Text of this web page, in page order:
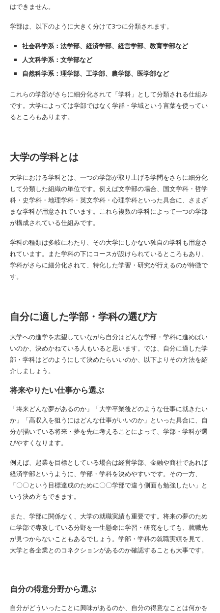
はできません。
学部は、以下のように大きく分けて3つに分類されます。
社会科学系：法学部、経済学部、経営学部、教育学部など
人文科学系：文学部など
自然科学系：理学部、工学部、農学部、医学部など
これらの学部がさらに細分化されて「学科」として分類される仕組み
です。大学によっては学部ではなく学群・学域という言葉を使ってい
るところもあります。
大学の学科とは
大学における学科とは、一つの学部が取り上げる学問をさらに細分化
して分類した組織の単位です。例えば文学部の場合、国文学科・哲学
科・史学科・地理学科・英文学科・心理学科といった具合に、さまざ
まな学科が用意されています。これら複数の学科によって一つの学部
が構成されている仕組みです。
学科の種類は多岐にわたり、その大学にしかない独自の学科も用意さ
れています。また学科の下にコースが設けられているところもあり、
学科がさらに細分化されて、特化した学習・研究が行えるのが特徴で
す。
自分に適した学部・学科の選び方
大学への進学を志望していながら自分はどんな学部・学科に進めばい
いのか、決めかねている人もいると思います。では、自分に適した学
部・学科はどのようにして決めたらいいのか、以下よりその方法を紹
介しましょう。
将来やりたい仕事から選ぶ
「将来どんな夢があるのか」「大学卒業後どのような仕事に就きたい
か」「高収入を狙うにはどんな仕事がいいのか」といった具合に、自
分が描いている将来・夢を先に考えることによって、学部・学科が選
びやすくなります。
例えば、起業を目標としている場合は経営学部、金融や商社であれば
経済学部というように、学部・学科を決めやすいです。その一方、
「〇〇という目標達成のために〇〇学部で違う側面も勉強したい」と
いう決め方もできます。
また、学部に関係なく、大学の就職実績も重要です。将来の夢のため
に学部で専攻している分野を一生懸命に学習・研究をしても、就職先
が見つからないこともあるでしょう。学部・学科の就職実績を見て、
大学と各企業とのコネクションがあるのか確認することも大事です。
自分の得意分野から選ぶ
自分がどういったことに興味があるのか、自分の得意なことは何かを